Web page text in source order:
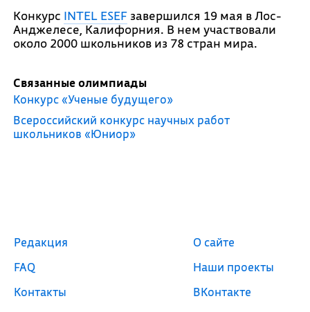
Конкурс INTEL ESEFзавершился 19 мая в Лос-
Анджелесе, Калифорния. В нем участвовали
около 2000 школьников из 78 стран мира.
Связанные олимпиады
Конкурс «Ученые будущего»
Всероссийский конкурс научных работ
школьников «Юниор»
Редакция
FAQ
Контакты
О сайте
Наши проекты
ВКонтакте